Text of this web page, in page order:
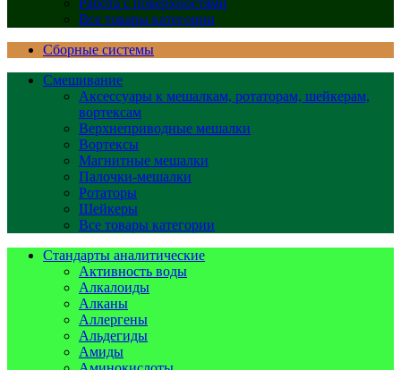
Работа с поверхностями
Все товары категории
Сборные системы
Смешивание
Аксессуары к мешалкам, ротаторам, шейкерам,
вортексам
Верхнеприводные мешалки
Вортексы
Магнитные мешалки
Палочки-мешалки
Ротаторы
Шейкеры
Все товары категории
Стандарты аналитические
Активность воды
Алкалоиды
Алканы
Аллергены
Альдегиды
Амиды